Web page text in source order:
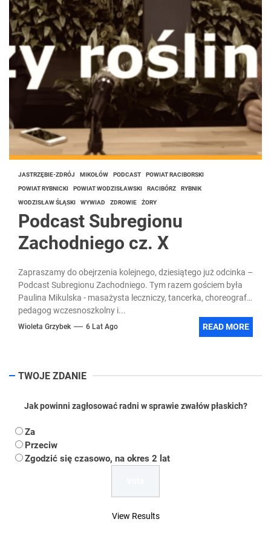
JASTRZĘBIE-ZDRÓJ MIKOŁÓW PODCAST POWIAT RACIBORSKI
POWIAT RYBNICKI POWIAT WODZISŁAWSKI RACIBÓRZ RYBNIK
WODZISŁAW ŚLĄSKI WYWIAD ZDROWIE ŻORY
Podcast Subregionu
Zachodniego cz. X
Zapraszamy do obejrzenia kolejnego, dziesiątego już odcinka –
Podcast Subregionu Zachodniego. Tym razem gościem była
Paulina Mikulska - masażysta leczniczy, tancerka, choreograf,
pedagog wczesnoszkolny i...
Wioleta Grzybek 6 Lat Ago READ MORE
TWOJE ZDANIE
Jak powinni zagłosować radni w sprawie zwałów płaskich?
Za
Przeciw
Zgodzić się czasowo, na okres 2 lat
View Results